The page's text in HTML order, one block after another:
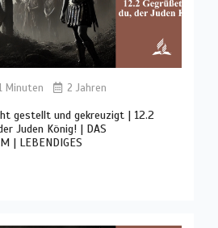
Minuten 2 Jahren
gestellt und gekreuzigt | 12.2
Juden König! | DAS
| LEBENDIGES